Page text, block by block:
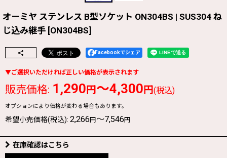
オーミヤ ステンレス B型ソケット ON304BS | SUS304 ね
じ込み継手 [ON304BS]
Facebookでシェア
販売価格: 1,290 円 ～4,300 円 (税込)
オプションにより価格が変わる場合もあります。
希望小売価格(税込): 2,266 円 ～7,546 円
在庫確認はこちら